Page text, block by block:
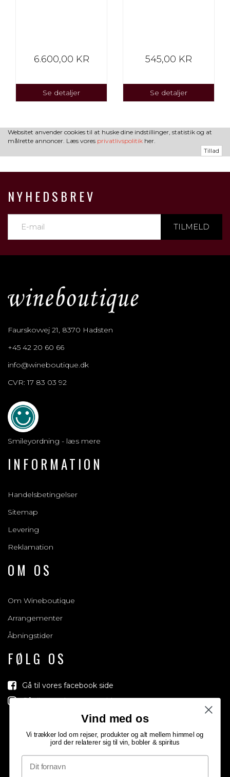
6.600,00 KR
Se detaljer
545,00 KR
Se detaljer
Websitet anvender cookies til at huske dine indstillinger, statistik og at
målrette annoncer. Læs vores privatlivspolitik her.
Tillad
Vind med os
Vi trækker lod om rejser, produkter og alt mellem himmel og
jord der relaterer sig til vin, bobler & spiritus
NYHEDSBREV
TILMELD
Faurskovvej 21, 8370 Hadsten
+45 42 20 60 66
info@wineboutique.dk
CVR: 17 83 03 92
Smileyordning - læs mere
INFORMATION
Handelsbetingelser
Sitemap
Levering
Reklamation
OM OS
Om Wineboutique
Arrangementer
Åbningstider
FØLG OS
Gå til vores facebook side
Gå til vores Instagram side